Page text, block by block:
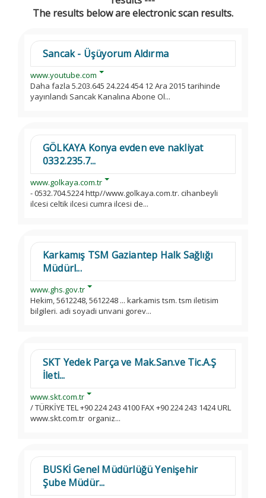
The results below are electronic scan results.
Sancak - Üşüyorum Aldırma
www.youtube.com
Daha fazla 5.203.645 24.224 454 12 Ara 2015 tarihinde
yayınlandı Sancak Kanalına Abone Ol...
GÖLKAYA Konya evden eve nakliyat
0332.235.7...
www.golkaya.com.tr
- 0532.704.5224 http//www.golkaya.com.tr. cihanbeyli
ilcesi celtik ilcesi cumra ilcesi de...
Karkamış TSM Gaziantep Halk Sağlığı
Müdürl...
www.ghs.gov.tr
Hekim, 5612248, 5612248 ... karkamis tsm. tsm iletisim
bilgileri. adi soyadi unvani gorev...
SKT Yedek Parça ve Mak.San.ve Tic.A.Ş
İleti...
www.skt.com.tr
/ TÜRKİYE TEL +90 224 243 4100 FAX +90 224 243 1424 URL
www.skt.com.tr organiz...
BUSKİ Genel Müdürlüğü Yenişehir
Şube Müdür...